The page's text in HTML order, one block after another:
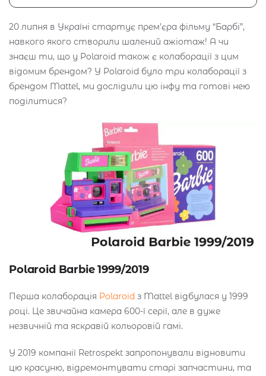
20 липня в Україні стартує прем’єра фільму “Барбі”,
навкого якого створили шалений ажіотаж! А чи
знаєш ти, що у Polaroid також є колаборації з цим
відомим брендом? У Polaroid було три колаборації з
брендом Mattel, ми дослідили цю інфу та готові нею
поділитися?
Polaroid Barbie 1999/2019
Перша колаборація Polaroid з Mattel відбулася у 1999
році. Це звичайна камера 600-ї серії, але в дуже
незвичній та яскравій кольоровій гамі.
У 2019 компанії Retrospekt запропонували відновити
цю красуню, відремонтувати старі запчастини, та